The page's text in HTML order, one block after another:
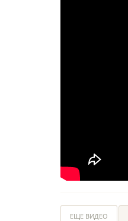
ЕЩЕ ВИДЕО